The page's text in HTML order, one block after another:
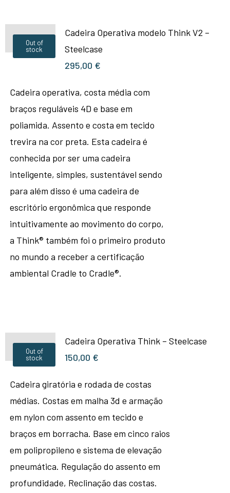
Out of
stock
Cadeira Operativa modelo Think V2 –
Steelcase
295,00 €
Cadeira operativa, costa média com
braços reguláveis 4D e base em
poliamida. Assento e costa em tecido
trevira na cor preta. Esta cadeira é
conhecida por ser uma cadeira
inteligente, simples, sustentável sendo
para além disso é uma cadeira de
escritório ergonômica que responde
intuitivamente ao movimento do corpo,
a Think® também foi o primeiro produto
no mundo a receber a certificação
ambiental Cradle to Cradle®.
Out of
stock
Cadeira Operativa Think – Steelcase
150,00 €
Cadeira giratória e rodada de costas
médias. Costas em malha 3d e armação
em nylon com assento em tecido e
braços em borracha. Base em cinco raios
em polipropileno e sistema de elevação
pneumática. Regulação do assento em
profundidade, Reclinação das costas.